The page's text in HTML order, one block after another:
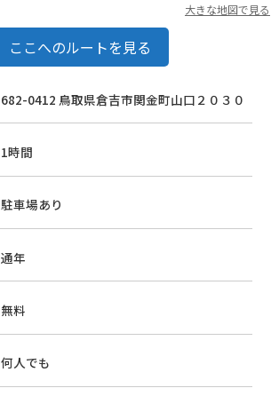
大きな地図で見る
ここへのルートを見る
682-0412 鳥取県倉吉市関金町山口２０３０
1時間
駐車場あり
通年
無料
何人でも